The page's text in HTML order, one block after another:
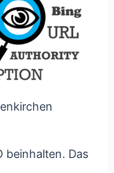
beinhalten. Das